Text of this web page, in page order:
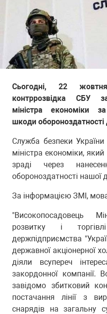
Сьогодні, 22
контррозвідка СБУ
міністра економіки
шкоди обороноздатності
Служба безпеки
міністра економіки,
зраді через
обороноздатності нашої
За інформацією ЗМІ,
"Високопосадовець
розвитку і
держпідприємства
державної акціонерної
діяли всупереч
закордонної компанії.
завідомо збитковий
постачання лінії з
снарядів на загальну